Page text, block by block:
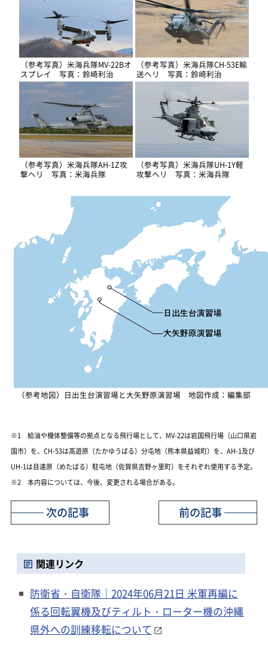
（参考写真）米海兵隊MV-22Bオ
スプレイ 写真：鈴崎利治
（参考写真）米海兵隊CH-53E輸
送ヘリ 写真：鈴崎利治
（参考写真）米海兵隊AH-1Z攻
撃ヘリ 写真：米海兵隊
（参考写真）米海兵隊UH-1Y軽
攻撃ヘリ 写真：米海兵隊
（参考地図）日出生台演習場と大矢野原演習場 地図作成：編集部
※1 給油や機体整備等の拠点となる飛行場として、MV-22は岩国飛行場（山口県岩
国市）を、CH-53は高遊原（たかゆうばる）分屯地（熊本県益城町）を、AH-1及び
UH-1は目達原（めたばる）駐屯地（佐賀県吉野ヶ里町）をそれぞれ使用する予定。
※2 本内容については、今後、変更される場合がある。
前の記事
次の記事
関連リンク
防衛省・自衛隊｜2024年06月21日 米軍再編に
係る回転翼機及びティルト・ローター機の沖縄
県外への訓練移転について